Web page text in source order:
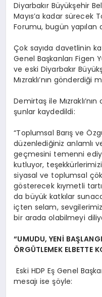
Diyarbakır Büyükşehir
Mayıs’a kadar sürecek
Forumu, bugün yapılan
Çok sayıda davetlinin
Genel Başkanları Figen
ve eski Diyarbakır
Mızraklı’nın gönderdiği
Demirtaş ile
şunlar kaydedildi:
“Toplumsal Barış ve
düzenlediğiniz anlamlı
geçmesini temenni
kutluyor,
siyasal ve toplumsal
gösterecek kıymetli
da büyük katkılar
içten selam,
bir arada olabilmeyi
“UMUDU, YENİ
ÖRGÜTLEMEK ELBETTE
Eski HDP Eş Genel
mesajı ise şöyle: